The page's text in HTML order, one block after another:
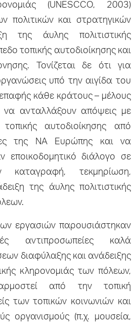
(UNESCCO, 2003)
πολιτικών και στρατηγικών
της άυλης πολιτιστικής
τοπικής αυτοδιοίκησης και
Τονίζεται δε ότι για
υπό την αιγίδα του
κάθε κράτους – μέλους
να ανταλλάξουν απόψεις με
αυτοδιοίκησης από
της ΝΑ Ευρώπης και να
εποικοδομητικό διάλογο σε
τεκμηρίωση,
της άυλης πολιτιστικής
εργασιών παρουσιάστηκαν
αντιπροσωπείες καλά
διαφύλαξης και ανάδειξης
κληρονομιάς των πόλεων,
από την τοπική
των τοπικών κοινωνιών και
οργανισμούς (π.χ. μουσεία,